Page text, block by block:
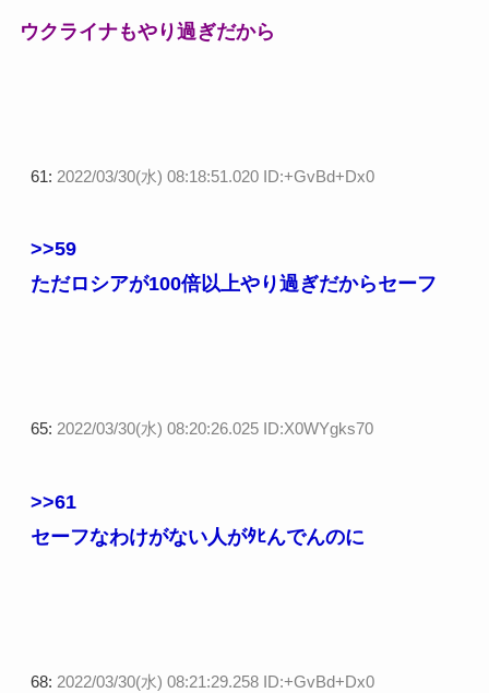
ウクライナもやり過ぎだから
61: 2022/03/30(水) 08:18:51.020 ID:+GvBd+Dx0
>>59
ただロシアが100倍以上やり過ぎだからセーフ
65: 2022/03/30(水) 08:20:26.025 ID:X0WYgks70
>>61
セーフなわけがない人がﾀﾋんでんのに
68: 2022/03/30(水) 08:21:29.258 ID:+GvBd+Dx0